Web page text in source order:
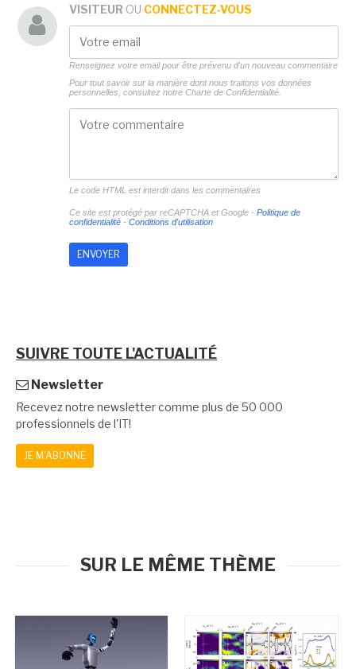
VISITEUR OU CONNECTEZ-VOUS
Renseignez votre email pour être prévenu d'un nouveau commentaire
Pour tout savoir sur la manière dont nous traitons vos données
personnelles, consultez notre Charte de Confidentialité.
Le code HTML est interdit dans les commentaires
Ce site est protégé par reCAPTCHA et Google - Politique de
confidentialité- Conditions d'utilisation
SUIVRE TOUTE L'ACTUALITÉ
Newsletter
Recevez notre newsletter comme plus de 50 000
professionnels de l'IT!
JE M'ABONNE
SUR LE MÊME THÈME